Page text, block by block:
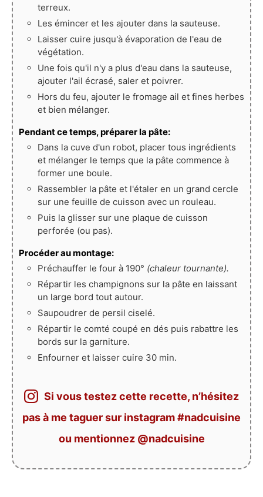
terreux.
Les émincer et les ajouter dans la sauteuse.
Laisser cuire jusqu'à évaporation de l'eau de
végétation.
Une fois qu'il n'y a plus d'eau dans la sauteuse,
ajouter l'ail écrasé, saler et poivrer.
Hors du feu, ajouter le fromage ail et fines herbes
et bien mélanger.
Pendant ce temps, préparer la pâte:
Dans la cuve d'un robot, placer tous ingrédients
et mélanger le temps que la pâte commence à
former une boule.
Rassembler la pâte et l'étaler en un grand cercle
sur une feuille de cuisson avec un rouleau.
Puis la glisser sur une plaque de cuisson
perforée (ou pas).
Procéder au montage:
Préchauffer le four à 190° (chaleur tournante).
Répartir les champignons sur la pâte en laissant
un large bord tout autour.
Saupoudrer de persil ciselé.
Répartir le comté coupé en dés puis rabattre les
bords sur la garniture.
Enfourner et laisser cuire 30 min.
Si vous testez cette recette, n’hésitez
pas à me taguer sur instagram #nadcuisine
ou mentionnez @nadcuisine